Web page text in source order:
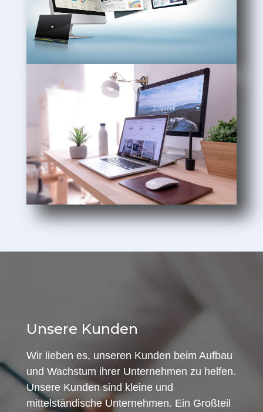
Unsere Kunden
Wir lieben es, unseren Kunden beim Aufbau
und Wachstum ihrer Unternehmen zu helfen.
Unsere Kunden sind kleine und
mittelständische Unternehmen. Ein Großteil